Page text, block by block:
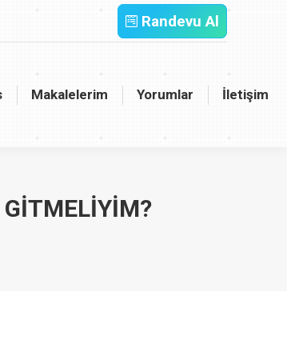
Randevu Al
Makalelerim Yorumlar İletişim
GITMELIYIM?
Yorumlar İletişim